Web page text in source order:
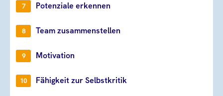
Potenziale erkennen
Team zusammenstellen
Motivation
Fähigkeit zur Selbstkritik